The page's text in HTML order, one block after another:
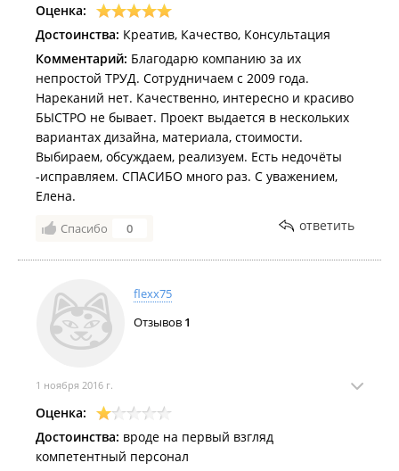
Оценка:
Достоинства: Креатив, Качество, Консультация
Комментарий: Благодарю компанию за их
непростой ТРУД. Сотрудничаем с 2009 года.
Нареканий нет. Качественно, интересно и красиво
БЫСТРО не бывает. Проект выдается в нескольких
вариантах дизайна, материала, стоимости.
Выбираем, обсуждаем, реализуем. Есть недочёты
-исправляем. СПАСИБО много раз. С уважением,
Елена.
Спасибо 0 ответить
flexx75
Отзывов 1
1 ноября 2016 г.
Оценка:
Достоинства: вроде на первый взгляд
компетентный персонал